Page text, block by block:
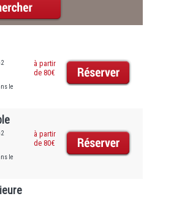
le
à partir
de 80€
le
à partir
de 80€